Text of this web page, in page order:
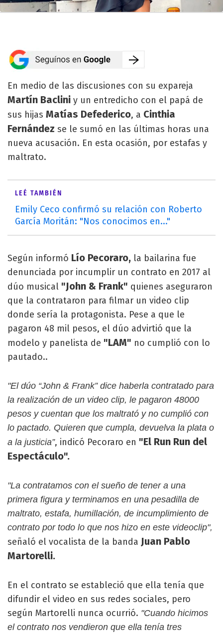
En medio de las discusiones con su expareja
Martín Baclini y un entredicho con el papá de
sus hijas Matías Defederico, a Cinthia
Fernández se le sumó en las últimas horas una
nueva acusación. En esta ocasión, por estafas y
maltrato.
LEÉ TAMBIÉN
Emily Ceco confirmó su relación con Roberto
García Moritán: "Nos conocimos en..."
Según informó Lío Pecoraro, la bailarina fue
denunciada por incumplir un contrato en 2017 al
dúo musical "John & Frank" quienes aseguraron
que la contrataron para filmar un video clip
donde sería la protagonista. Pese a que le
pagaron 48 mil pesos, el dúo advirtió que la
modelo y panelista de "LAM" no cumplió con lo
pautado..
"El dúo “John & Frank” dice haberla contratado para
la realización de un video clip, le pagaron 48000
pesos y cuentan que los maltrató y no cumplió con
lo pactado. Quieren que cumpla, devuelva la plata o
a la justicia”, indicó Pecoraro en "El Run Run del
Espectáculo".
"La contratamos con el sueño de tener a una
primera figura y terminamos en una pesadilla de
maltrato, estafa, humillación, de incumplimiento de
contrato por todo lo que nos hizo en este videoclip",
señaló el vocalista de la banda Juan Pablo
Martorelli.
En el contrato se estableció que ella tenía que
difundir el video en sus redes sociales, pero
según Martorelli nunca ocurrió. "Cuando hicimos
el contrato nos vendieron que ella tenía tres